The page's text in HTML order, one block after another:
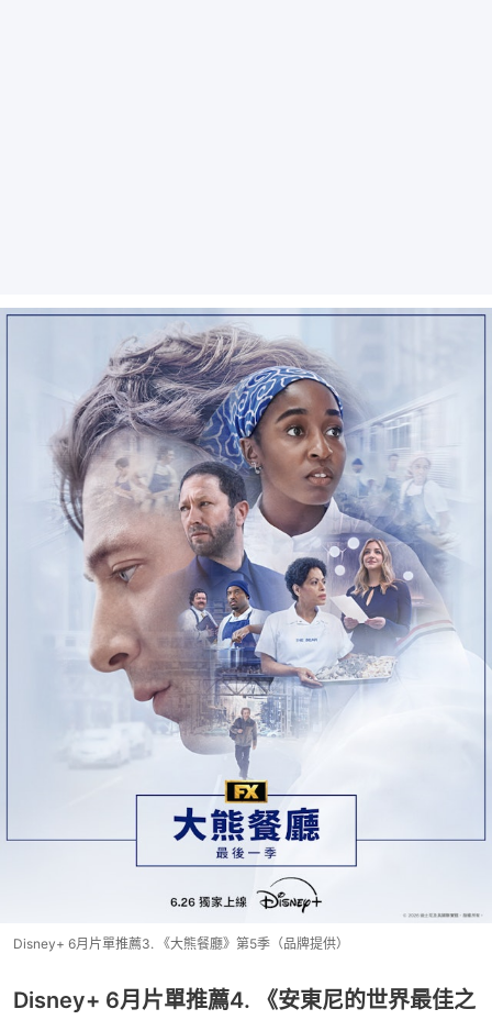
Disney+ 6月片單推薦3. 《大熊餐廳》第5季（品牌提供）
Disney+ 6月片單推薦4. 《安東尼的世界最佳之